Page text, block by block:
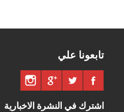
تابعونا علي
اشترك في النشرة الاخبارية